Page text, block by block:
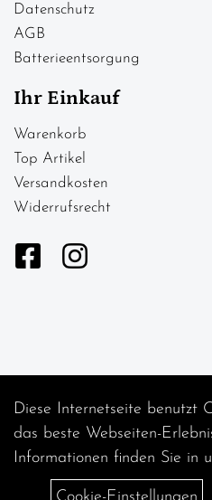
Datenschutz
AGB
Batterieentsorgung
Ihr Einkauf
Warenkorb
Top Artikel
Versandkosten
Widerrufsrecht
Diese Internetseite benutzt
das beste Webseiten-
Informationen finden Sie in